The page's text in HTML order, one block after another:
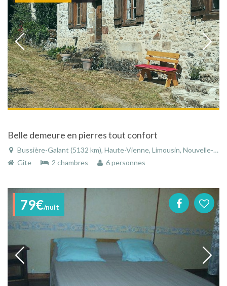
Belle demeure en pierres tout confort
Bussière-Galant (5132 km), Haute-Vienne, Limousin, Nouvelle-Aquitaine, France
Gîte
2 chambres 6 personnes
79€/nuit